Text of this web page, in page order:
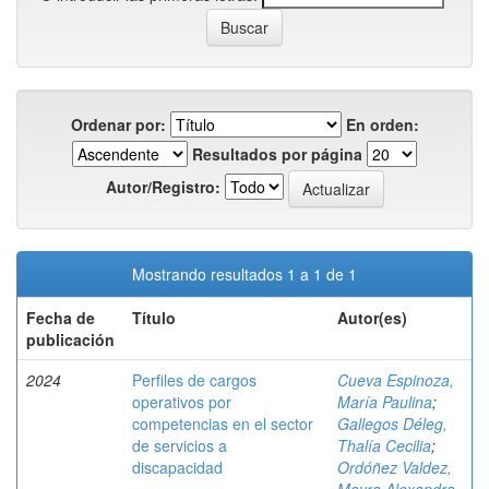
Ordenar por:
En orden:
Resultados por página
Autor/Registro:
Mostrando resultados 1 a 1 de 1
Fecha de
publicación
Título Autor(es)
2024
Perfiles de cargos
operativos por
competencias en el sector
de servicios a
discapacidad
Cueva Espinoza,
María Paulina;
Gallegos Déleg,
Thalía Cecilia;
Ordóñez Valdez,